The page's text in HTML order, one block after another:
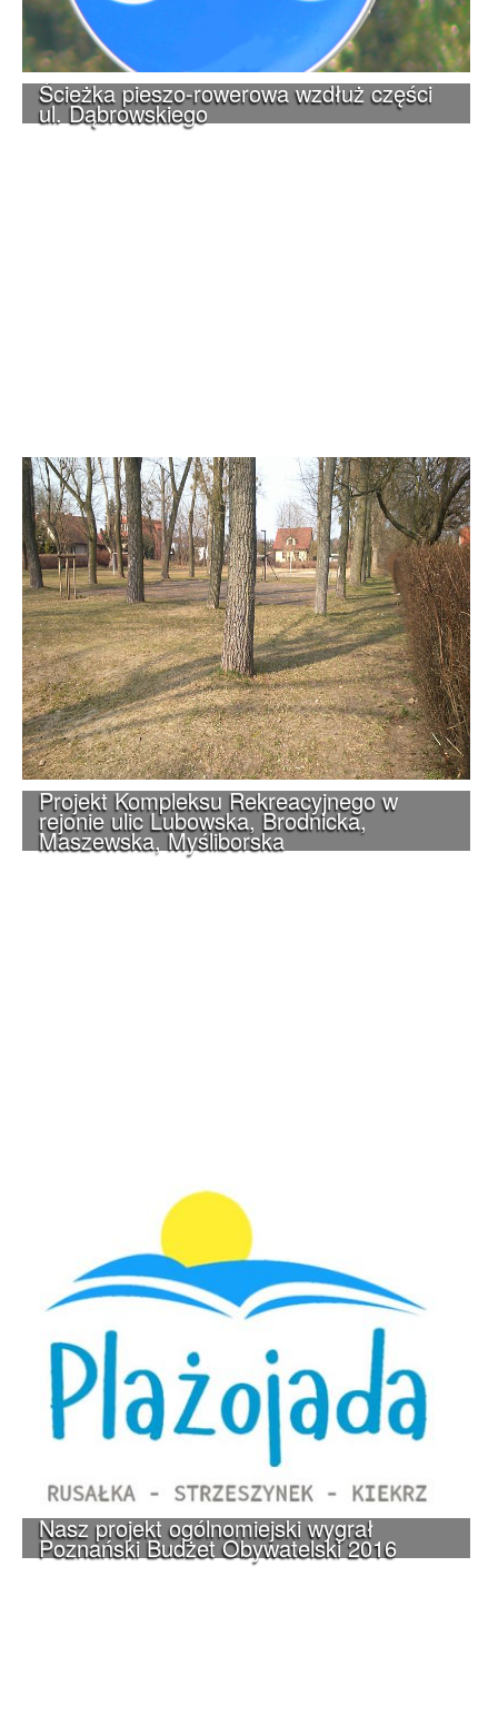
Ścieżka pieszo-rowerowa wzdłuż części
ul. Dąbrowskiego
Projekt Kompleksu Rekreacyjnego w
rejonie ulic Lubowska, Brodnicka,
Maszewska, Myśliborska
Nasz projekt ogólnomiejski wygrał
Poznański Budżet Obywatelski 2016